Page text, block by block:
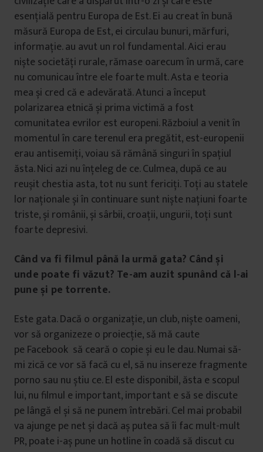
esențială pentru Europa de Est. Ei au creat în bună
măsură Europa de Est, ei circulau bunuri, mărfuri,
informație. au avut un rol fundamental. Aici erau
niște societăți rurale, rămase oarecum în urmă, care
nu comunicau între ele foarte mult. Asta e teoria
mea și cred că e adevărată. Atunci a început
polarizarea etnică și prima victimă a fost
comunitatea evrilor est europeni. Războiul a venit în
momentul în care terenul era pregătit, est-europenii
erau antisemiți, voiau să rămână singuri în spațiul
ăsta. Nici azi nu înțeleg de ce. Culmea, după ce au
reușit chestia asta, tot nu sunt fericiți. Toți au statele
lor naționale și în continuare sunt niște națiuni foarte
triste, și românii, și sârbii, croații, ungurii, toți sunt
foarte depresivi.
Când va fi filmul până la urmă gata? Când și
unde poate fi văzut? Te-am auzit spunând că l-ai
pune și pe torrente.
Este gata. Dacă o organizație, un club, niște oameni,
vor să organizeze o proiecție, să mă caute
pe Facebook să ceară o copie și eu le dau. Numai să-
mi zică ce vor să facă cu el, să nu insereze fragmente
porno sau nu știu ce. El este disponibil, ăsta e scopul
lui, nu filmul e important, important e să se discute
pe lângă el și să ne punem întrebări. Cel mai probabil
va ajunge pe net și dacă aș putea să îi fac mult-mult
PR, poate i-aș pune un hotline în coadă să discut cu